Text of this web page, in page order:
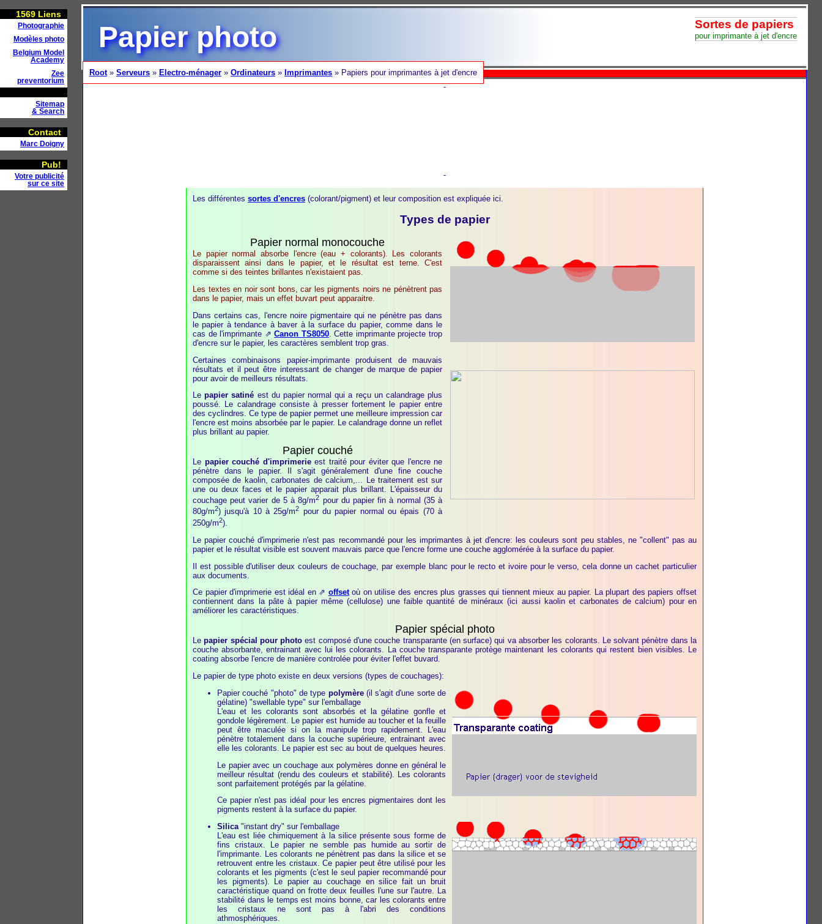
1569 Liens
Photographie
Modèles photo
Belgium Model
Academy
Zee
preventorium
Sitemap
& Search
Contact
Marc Doigny
Pub!
Votre publicité
sur ce site
Sortes de papiers
pour imprimante à jet d'encre
Papier photo
Root» Serveurs » Electro-ménager » Ordinateurs » Imprimantes » Papiers pour imprimantes à jet d'encre
-
-
Les différentes sortes d'encres (colorant/pigment) et leur composition est expliquée ici.
Types de papier
Papier normal monocouche
Le papier normal absorbe l'encre (eau + colorants). Les colorants
disparaissent ainsi dans le papier, et le résultat est terne. C'est
comme si des teintes brillantes n'existaient pas.
Les textes en noir sont bons, car les pigments noirs ne pénètrent pas
dans le papier, mais un effet buvart peut apparaitre.
Dans certains cas, l'encre noire pigmentaire qui ne pénètre pas dans
le papier à tendance à baver à la surface du papier, comme dans le
cas de l'imprimante ⇗Canon TS8050. Cette imprimante projecte trop
d'encre sur le papier, les caractères semblent trop gras.
Certaines combinaisons papier-imprimante produisent de mauvais
résultats et il peut être interessant de changer de marque de papier
pour avoir de meilleurs résultats.
Lepapier satiné est du papier normal qui a reçu un calandrage plus
poussé. Le calandrage consiste à presser fortement le papier entre
des cyclindres. Ce type de papier permet une meilleure impression car
l'encre est moins absorbée par le papier. Le calandrage donne un reflet
plus brillant au papier.
Papier couché
Le papier couché d'imprimerieest traité pour éviter que l'encre ne
pénètre dans le papier. Il s'agit généralement d'une fine couche
composée de kaolin, carbonates de calcium,... Le traitement est sur
une ou deux faces et le papier apparait plus brillant. L'épaisseur du
couchage peut varier de 5 à 8g/m2 pour du papier fin à normal (35 à
80g/m2) jusqu'à 10 à 25g/m2 pour du papier normal ou épais (70 à
250g/m2).
Le papier couché d'imprimerie n'est pas recommandé pour les imprimantes à jet d'encre: les couleurs sont peu stables, ne "collent" pas au
papier et le résultat visible est souvent mauvais parce que l'encre forme une couche agglomérée à la surface du papier.
Il est possible d'utiliser deux couleurs de couchage, par exemple blanc pour le recto et ivoire pour le verso, cela donne un cachet particulier
aux documents.
Ce papier d'imprimerie est idéal en ⇗ offsetoù on utilise des encres plus grasses qui tiennent mieux au papier. La plupart des papiers offset
contiennent dans la pâte à papier même (cellulose) une faible quantité de minéraux (ici aussi kaolin et carbonates de calcium) pour en
améliorer les caractéristiques.
Papier spécial photo
Lepapier spécial pour photo est composé d'une couche transparante (en surface) qui va absorber les colorants. Le solvant pénètre dans la
couche absorbante, entrainant avec lui les colorants. La couche transparante protège maintenant les colorants qui restent bien visibles. Le
coating absorbe l'encre de manière controlée pour éviter l'effet buvard.
Le papier de type photo existe en deux versions (types de couchages):
Papier couché "photo" de type polymère(il s'agit d'une sorte de
gélatine) "swellable type" sur l'emballage
L'eau et les colorants sont absorbés et la gélatine gonfle et
gondole légèrement. Le papier est humide au toucher et la feuille
peut être maculée si on la manipule trop rapidement. L'eau
pénètre totalement dans la couche supérieure, entrainant avec
elle les colorants. Le papier est sec au bout de quelques heures.
Le papier avec un couchage aux polymères donne en général le
meilleur résultat (rendu des couleurs et stabilité). Les colorants
sont parfaitement protégés par la gélatine.
Ce papier n'est pas idéal pour les encres pigmentaires dont les
pigments restent à la surface du papier.
Silica"instant dry" sur l'emballage
L'eau est liée chimiquement à la silice présente sous forme de
fins cristaux. Le papier ne semble pas humide au sortir de
l'imprimante. Les colorants ne pénètrent pas dans la silice et se
retrouvent entre les cristaux. Ce papier peut être utilisé pour les
colorants et les pigments (c'est le seul papier recommandé pour
les pigments). Le papier au couchage en silice fait un bruit
caractéristique quand on frotte deux feuilles l'une sur l'autre. La
stabilité dans le temps est moins bonne, car les colorants entre
les cristaux ne sont pas à l'abri des conditions
athmosphériques.